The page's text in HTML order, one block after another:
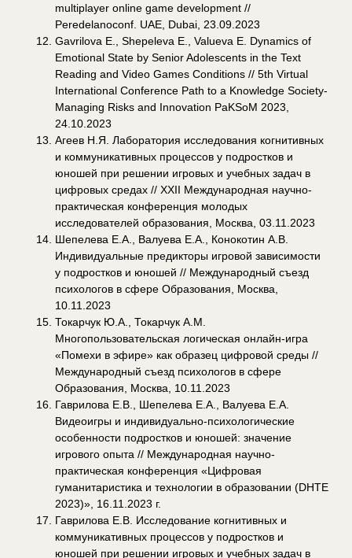
multiplayer online game development //
Peredelanoconf. UAE, Dubai, 23.09.2023
Gavrilova E., Shepeleva E., Valueva E. Dynamics of
Emotional State by Senior Adolescents in the Text
Reading and Video Games Conditions // 5th Virtual
International Conference Path to a Knowledge Society-
Managing Risks and Innovation PaKSoM 2023,
24.10.2023
Агеев Н.Я. Лаборатория исследования когнитивных
и коммуникативных процессов у подростков и
юношей при решении игровых и учебных задач в
цифровых средах // XXII Международная научно-
практическая конференция молодых
исследователей образования, Москва, 03.11.2023
Шепелева Е.А., Валуева Е.А., Конокотин А.В.
Индивидуальные предикторы игровой зависимости
у подростков и юношей // Международный съезд
психологов в сфере Образования, Москва,
10.11.2023
Токарчук Ю.А., Токарчук А.М.
Многопользовательская логическая онлайн-игра
«Помехи в эфире» как образец цифровой среды //
Международный съезд психологов в сфере
Образования, Москва, 10.11.2023
Гаврилова Е.В., Шепелева Е.А., Валуева Е.А.
Видеоигры и индивидуально-психологические
особенности подростков и юношей: значение
игрового опыта // Международная научно-
практическая конференция «Цифровая
гуманитаристика и технологии в образовании (DHTE
2023)», 16.11.2023 г.
Гаврилова Е.В. Исследование когнитивных и
коммуникативных процессов у подростков и
юношей при решении игровых и учебных задач в